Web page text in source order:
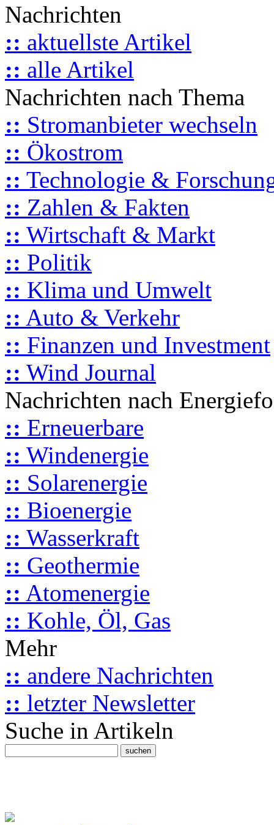
Nachrichten
:: aktuellste Artikel
:: alle Artikel
Nachrichten nach Thema
:: Stromanbieter wechseln
:: Ökostrom
:: Technologie &
:: Zahlen & Fakten
:: Wirtschaft & Markt
:: Politik
:: Klima und Umwelt
:: Auto & Verkehr
:: Finanzen und Investment
:: Wind Journal
Nachrichten nach
:: Erneuerbare
:: Windenergie
:: Solarenergie
:: Bioenergie
:: Wasserkraft
:: Geothermie
:: Atomenergie
:: Kohle, Öl, Gas
Mehr
:: andere Nachrichten
:: letzter Newsletter
Suche in Artikeln